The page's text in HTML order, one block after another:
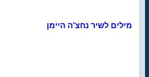
מילים לשיר נחצ'ה היימן